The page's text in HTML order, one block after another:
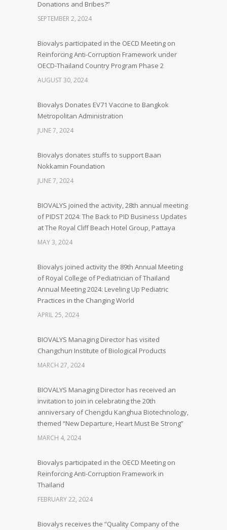
Donations and Bribes?”
SEPTEMBER 2, 2024
Biovalys participated in the OECD Meeting on
Reinforcing Anti-Corruption Framework under
OECD-Thailand Country Program Phase 2
AUGUST 30, 2024
Biovalys Donates EV71 Vaccine to Bangkok
Metropolitan Administration
JUNE 7, 2024
Biovalys donates stuffs to support Baan
Nokkamin Foundation
JUNE 7, 2024
BIOVALYS joined the activity, 28th annual meeting
of PIDST 2024: The Back to PID Business Updates
at The Royal Cliff Beach Hotel Group, Pattaya
MAY 3, 2024
Biovalys joined activity the 89th Annual Meeting
of Royal College of Pediatrician of Thailand
Annual Meeting 2024: Leveling Up Pediatric
Practices in the Changing World
APRIL 25, 2024
BIOVALYS Managing Director has visited
Changchun Institute of Biological Products
MARCH 27, 2024
BIOVALYS Managing Director has received an
invitation to join in celebrating the 20th
anniversary of Chengdu Kanghua Biotechnology,
themed “New Departure, Heart Must Be Strong”
MARCH 4, 2024
Biovalys participated in the OECD Meeting on
Reinforcing Anti-Corruption Framework in
Thailand
FEBRUARY 22, 2024
Biovalys receives the “Quality Company of the